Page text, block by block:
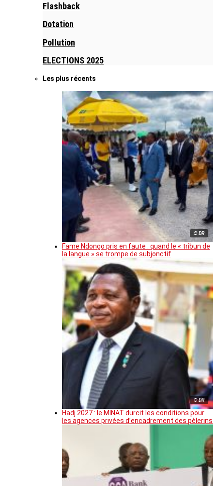
Flashback
Dotation
Pollution
ELECTIONS 2025
Les plus récents
© DR
Fame Ndongo pris en faute : quand le « tribun de
la langue » se trompe de subjonctif
© DR
Hadj 2027 : le MINAT durcit les conditions pour
les agences privées d’encadrement des pèlerins